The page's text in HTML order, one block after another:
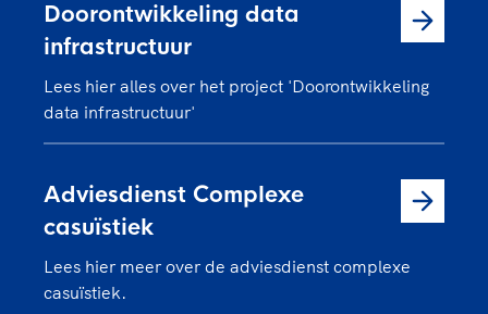
Doorontwikkeling data
infrastructuur
Lees hier alles over het project 'Doorontwikkeling
data infrastructuur'
Adviesdienst Complexe
casuïstiek
Lees hier meer over de adviesdienst complexe
casuïstiek.